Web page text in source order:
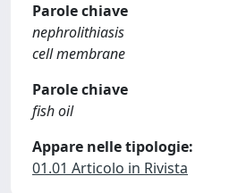
Parole chiave
nephrolithiasis
cell membrane
Parole chiave
fish oil
Appare nelle tipologie:
01.01 Articolo in Rivista